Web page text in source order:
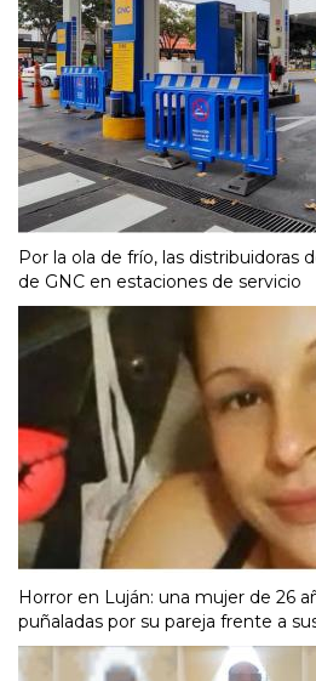
Por la ola de frío, las distribuidoras
de GNC en estaciones de servicio
Horror en Luján: una mujer de 26
puñaladas por su pareja frente a